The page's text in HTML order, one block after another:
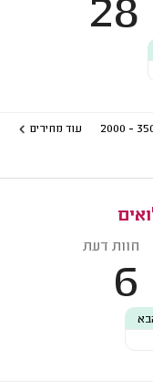
28
3500 -
עוד מחירים
חוות דעת
6